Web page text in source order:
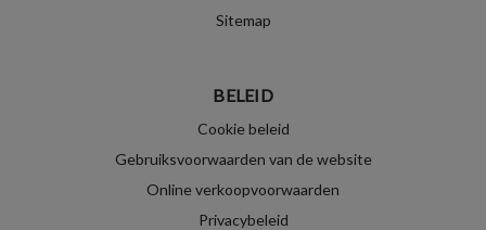
Sitemap
BELEID
Cookie beleid
Gebruiksvoorwaarden van de website
Online verkoopvoorwaarden
Privacybeleid